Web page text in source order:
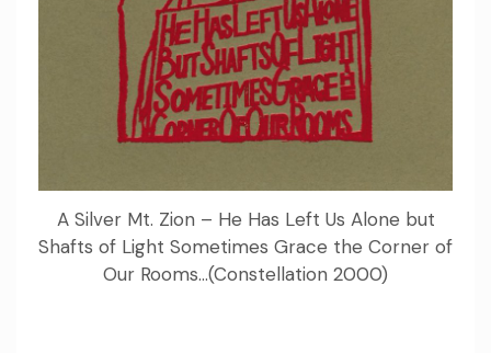
A Silver Mt. Zion – He Has Left Us Alone but
Shafts of Light Sometimes Grace the Corner of
Our Rooms…(Constellation 2000)